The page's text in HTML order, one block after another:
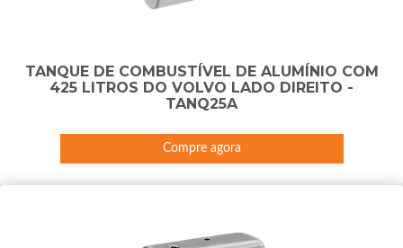
TANQUE DE COMBUSTÍVEL DE ALUMÍNIO COM
425 LITROS DO VOLVO LADO DIREITO -
TANQ25A
Compre agora